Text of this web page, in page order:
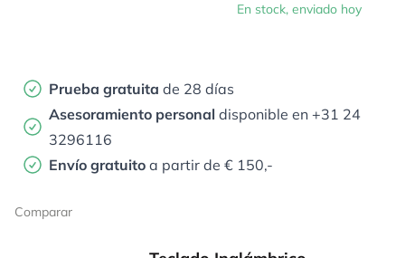
En stock, enviado hoy
Prueba gratuita de 28 días
Asesoramiento personal disponible en +31 24
3296116
Envío gratuito a partir de € 150,-
Comparar